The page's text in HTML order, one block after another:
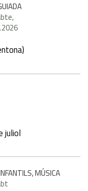
juliol
MÚSICA